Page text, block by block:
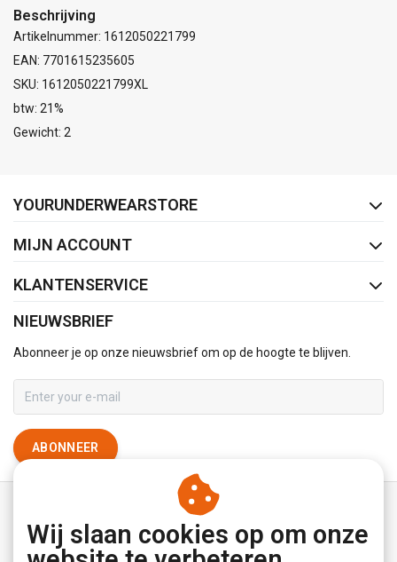
Beschrijving
Artikelnummer: 1612050221799
EAN: 7701615235605
SKU: 1612050221799XL
btw: 21%
Gewicht: 2
YOURUNDERWEARSTORE
MIJN ACCOUNT
KLANTENSERVICE
NIEUWSBRIEF
Abonneer je op onze nieuwsbrief om op de hoogte te blijven.
ABONNEER
Wij slaan cookies op om onze